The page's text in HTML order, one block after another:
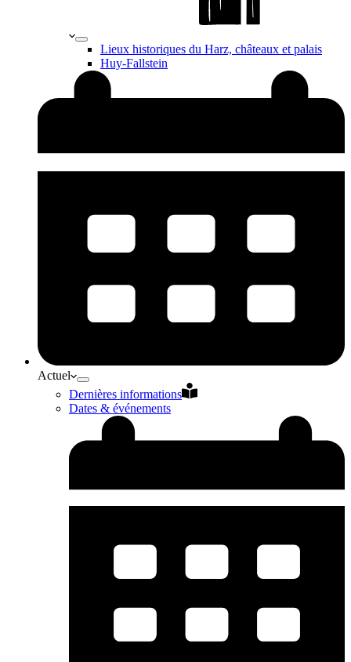
Lieux historiques du Harz, châteaux et palais
Huy-Fallstein
Actuel
Dernières informations
Dates & événements